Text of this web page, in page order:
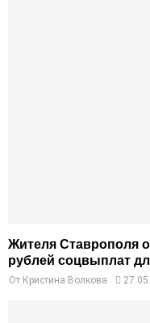
Жителя Ставрополя
рублей соцвыплат
От Кристина Волкова